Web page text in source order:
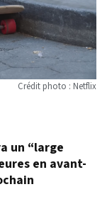
Crédit photo : Netflix
un “large
en avant-